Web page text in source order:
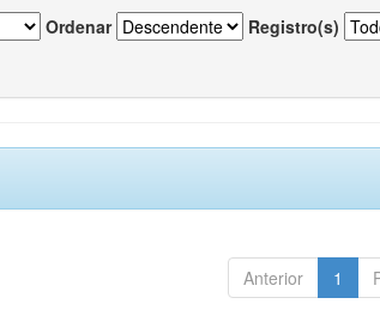
Ordenar Registro(s)
Anterior 1